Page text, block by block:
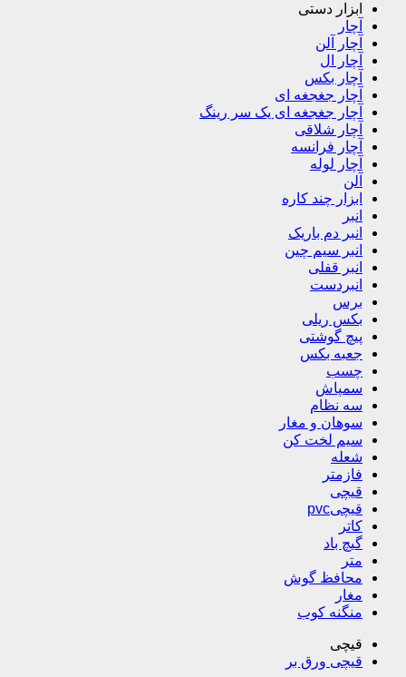
ابزار دستی
آچار
آچار آلن
آچار ال
آچار بکس
آچار جغجغه ای
آچار جغجغه ای یک سر رینگ
آچار شلاقی
آچار فرانسه
آچار لوله
آلن
ابزار چند کاره
انبر
انبر دم باریک
انبر سیم چین
انبر قفلی
انبردست
برس
بکس ریلی
پیچ گوشتی
جعبه بکس
چسب
سمپاش
سه نظام
سوهان و مغار
سیم لخت کن
شعله
فازمتر
قیچی
قیچیpvc
کاتر
گیچ باد
متر
محافظ گوش
مغار
منگنه کوب
قیچی
قیچی ورق بر